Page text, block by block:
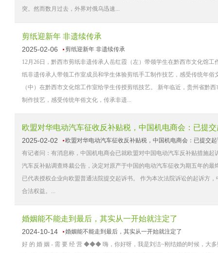
突。然而数月过去，外界对俄乌迅速...
剪纸迎新年 非遗续传承
2025-02-06
剪纸迎新年 非遗续传承
12月26日，黔西市剪纸非遗传承人岳红霞（左）带领学生在黔西市文化馆
纸非遗传承人带领工作室成员和学生体验剪纸手工制作技艺，感受传统年
（中）在黔西市文化馆工作室给学生传授剪纸技艺。 新年临近，贵州省黔
制作技艺，感受传统年俗文化，传承非遗...
欧盟对华电动汽车征收反补贴税，中国机电商会：已提
2025-02-02
欧盟对华电动汽车征收反补贴税，中国机电商会：已提交
有记者问：有消息称，中国机电商会已就欧盟对中国电动汽车反补贴措施
汽车反补贴调查终裁公告，决定对原产于中国的电动汽车征收为期五年的
已代表授权企业向欧盟普通法院提交起诉书。 作为本次法院诉讼的起诉方
合法权益。...
婚姻能不能走到最后，其实从一开始就注定了
2024-10-14
婚姻能不能走到最后，其实从一开始就注定了
好 的 婚 姻 - 需 要 经 营 ◆◆◆ 嗨，你好呀，我是刘洁~刚结婚的时候，大